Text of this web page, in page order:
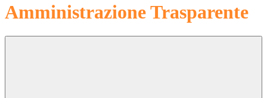
Amministrazione Trasparente